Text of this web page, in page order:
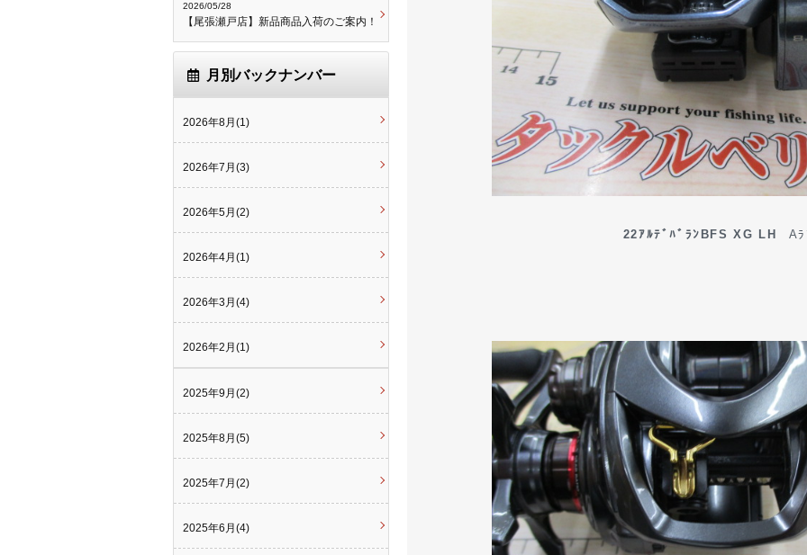
22ｱﾙﾃﾞﾊﾞﾗﾝBFS XG LH Aﾗ
2026/05/28
【尾張瀬戸店】新品商品入荷のご案内！
月別バックナンバー
2026年8月(1)
2026年7月(3)
2026年5月(2)
2026年4月(1)
2026年3月(4)
2026年2月(1)
2025年9月(2)
2025年8月(5)
2025年7月(2)
2025年6月(4)